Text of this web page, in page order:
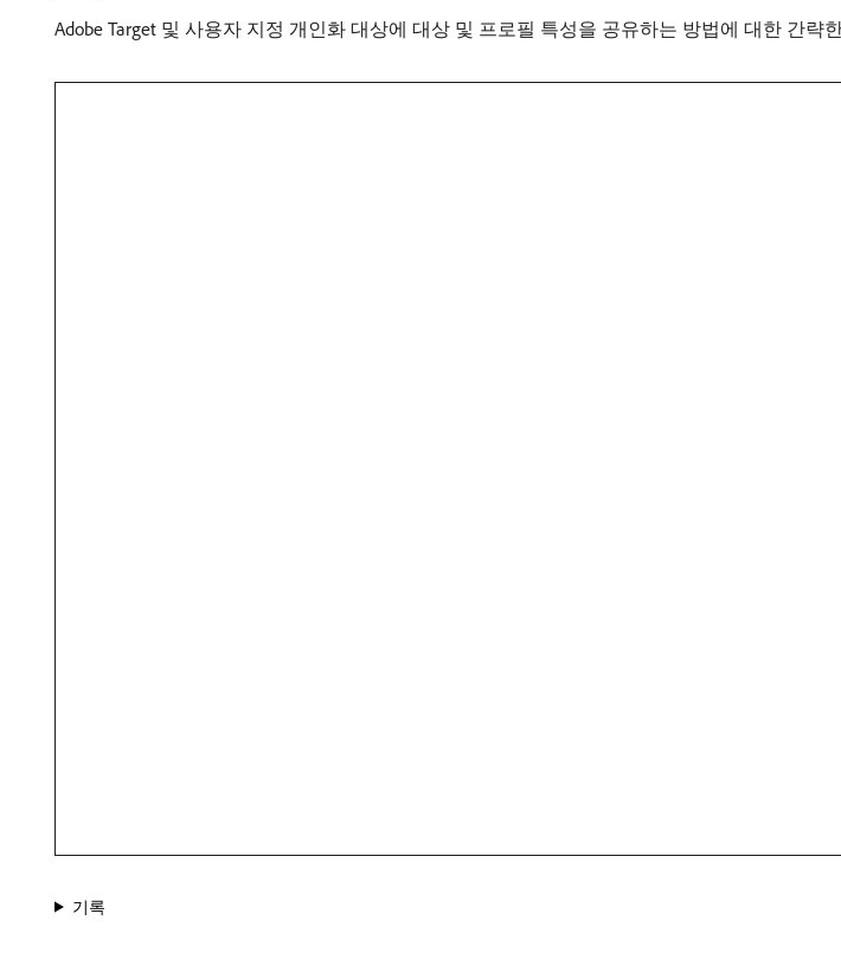
Adobe Target 및 사용자 지정 개인화 대상에 대상 및 프로필 특성을 공유하는 방법에 대한 간략
기록